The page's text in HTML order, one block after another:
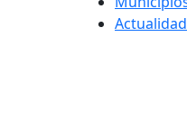
Actualidad